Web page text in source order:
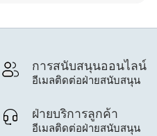
การสนับสนุนออนไลน์
อีเมลติดต่อฝ่ายสนับสนุน
ฝ่ายบริการลูกค้า
อีเมลติดต่อฝ่ายสนับสนุน